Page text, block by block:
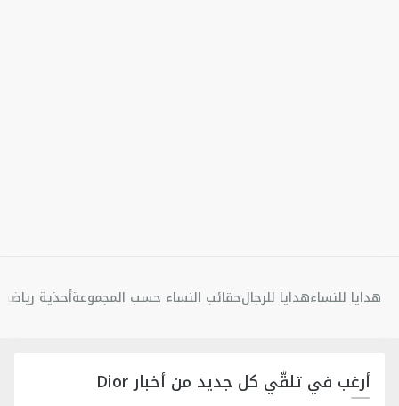
هدايا للنساءهدايا للرجالحقائب النساء حسب المجموعةأحذية
أرغب في تلقّي كل جديد من أخبار Dior